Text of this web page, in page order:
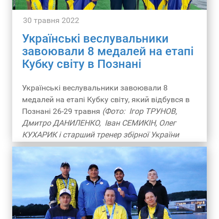
- Коли виїжджаєте в Канаду?
- Це питання в стадії вирішення. Ми чекаємо
30 травня 2022
Українські веслувальники
завоювали 8 медалей на етапі
Кубку світу в Познані
Українські веслувальники завоювали 8
медалей на етапі Кубку світу, який відбувся в
Познані 26-29 травня (Фото: Ігор ТРУНОВ,
Дмитро ДАНИЛЕНКО, Іван СЕМИКІН, Олег
КУХАРИК і старший тренер збірної України
Олександр СІМОНОВ)